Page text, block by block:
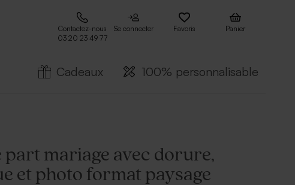
Contactez-nous
03 20 23 49 77
Se connecter Favoris Panier
Cadeaux 100% personnalisable
part mariage avec dorure,
et photo format paysage